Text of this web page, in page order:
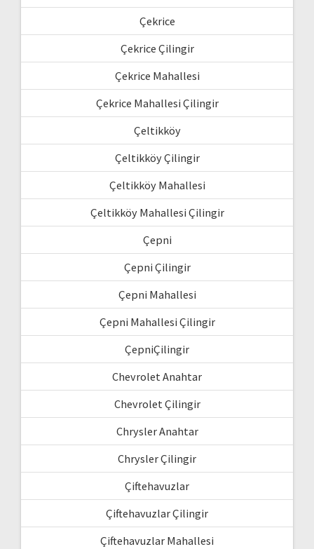
Çekrice
Çekrice Çilingir
Çekrice Mahallesi
Çekrice Mahallesi Çilingir
Çeltikköy
Çeltikköy Çilingir
Çeltikköy Mahallesi
Çeltikköy Mahallesi Çilingir
Çepni
Çepni Çilingir
Çepni Mahallesi
Çepni Mahallesi Çilingir
ÇepniÇilingir
Chevrolet Anahtar
Chevrolet Çilingir
Chrysler Anahtar
Chrysler Çilingir
Çiftehavuzlar
Çiftehavuzlar Çilingir
Çiftehavuzlar Mahallesi